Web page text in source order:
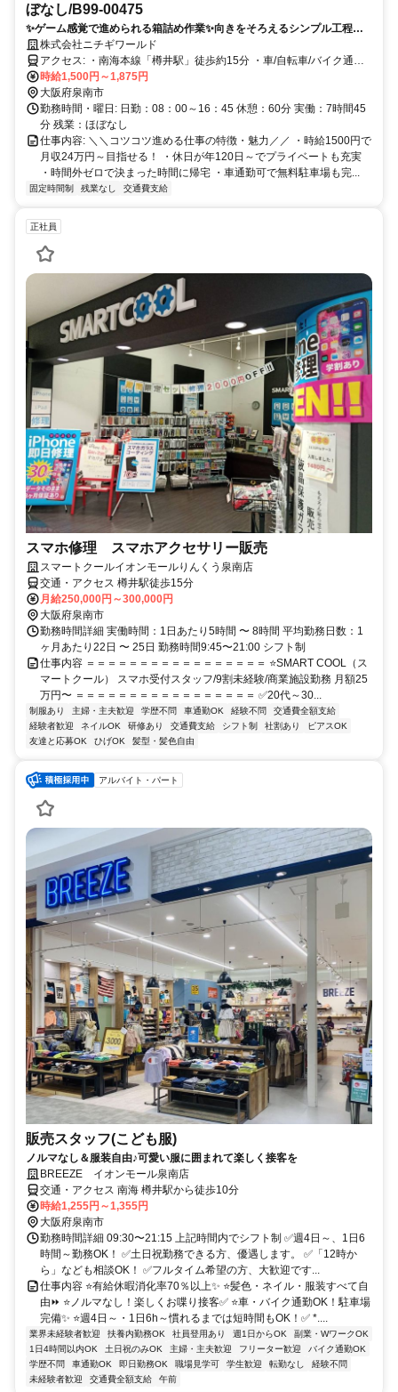
ぼなし/B99-00475
✨ゲーム感覚で進められる箱詰め作業✨向きをそろえるシンプル工程で
コツコツ集中！未経験からでも挑戦しやすいお仕事です！
株式会社ニチギワールド
アクセス: ・南海本線「樽井駅」徒歩約15分 ・車/自転車/バイク通勤
可 ・無料駐車・駐輪場あり（規定あり）
時給1,500円～1,875円
大阪府泉南市
勤務時間・曜日: 日勤：08：00～16：45 休憩：60分 実働：7時間45
分 残業：ほぼなし
仕事内容: ＼＼コツコツ進める仕事の特徴・魅力／／ ・時給1500円で
月収24万円～目指せる！ ・休日が年120日～でプライベートも充実
・時間外ゼロで決まった時間に帰宅 ・車通勤可で無料駐車場も完...
固定時間制 残業なし 交通費支給
正社員
スマホ修理 スマホアクセサリー販売
スマートクールイオンモールりんくう泉南店
交通・アクセス 樽井駅徒歩15分
月給250,000円～300,000円
大阪府泉南市
勤務時間詳細 実働時間：1日あたり5時間 〜 8時間 平均勤務日数：1
ヶ月あたり22日 〜 25日 勤務時間9:45〜21:00 シフト制
仕事内容 ＝＝＝＝＝＝＝＝＝＝＝＝＝＝＝＝＝ ⭐SMART COOL（ス
マートクール） スマホ受付スタッフ/9割未経験/商業施設勤務 月額25
万円〜 ＝＝＝＝＝＝＝＝＝＝＝＝＝＝＝＝＝ ✅20代～30...
制服あり 主婦・主夫歓迎 学歴不問 車通勤OK 経験不問
交通費全額支給
経験者歓迎
ネイルOK 研修あり 交通費支給 シフト制 社割あり
ピアスOK
友達と応募OK
ひげOK 髪型・髪色自由
アルバイト・パート
販売スタッフ(こども服)
ノルマなし＆服装自由♪可愛い服に囲まれて楽しく接客を
BREEZE イオンモール泉南店
交通・アクセス 南海 樽井駅から徒歩10分
時給1,255円～1,355円
大阪府泉南市
勤務時間詳細 09:30〜21:15 上記時間内でシフト制 ✅週4日～、1日6
時間～勤務OK！ ✅土日祝勤務できる方、優遇します。 ✅「12時か
ら」なども相談OK！ ✅フルタイム希望の方、大歓迎です...
仕事内容 ⭐有給休暇消化率70％以上✨ ⭐髪色・ネイル・服装すべて自
由⏩ ⭐ノルマなし！楽しくお喋り接客✅ ⭐車・バイク通勤OK！駐車場
完備✨ ⭐週4日～・1日6h～慣れるまでは短時間もOK！✅ *....
業界未経験者歓迎 扶養内勤務OK 社員登用あり 週1日からOK
副業・WワークOK
1日4時間以内OK
土日祝のみOK 主婦・主夫歓迎 フリーター歓迎
バイク通勤OK
学歴不問
車通勤OK 即日勤務OK 職場見学可 学生歓迎 転勤なし
経験不問
未経験者歓迎
交通費全額支給 午前